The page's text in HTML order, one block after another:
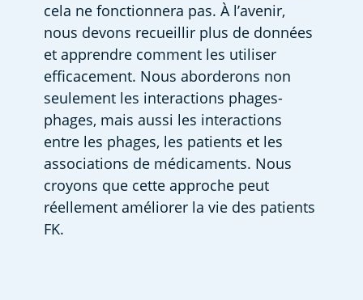
cela ne fonctionnera pas. À l’avenir,
nous devons recueillir plus de données
et apprendre comment les utiliser
efficacement. Nous aborderons non
seulement les interactions phages-
phages, mais aussi les interactions
entre les phages, les patients et les
associations de médicaments. Nous
croyons que cette approche peut
réellement améliorer la vie des patients
FK.